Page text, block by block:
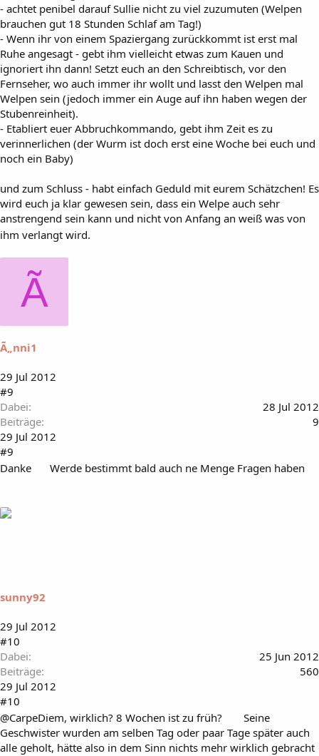
- achtet penibel darauf Sullie nicht zu viel zuzumuten (Welpen
brauchen gut 18 Stunden Schlaf am Tag!)
- Wenn ihr von einem Spaziergang zurückkommt ist erst mal
Ruhe angesagt - gebt ihm vielleicht etwas zum Kauen und
ignoriert ihn dann! Setzt euch an den Schreibtisch, vor den
Fernseher, wo auch immer ihr wollt und lasst den Welpen mal
Welpen sein (jedoch immer ein Auge auf ihn haben wegen der
Stubenreinheit).
- Etabliert euer Abbruchkommando, gebt ihm Zeit es zu
verinnerlichen (der Wurm ist doch erst eine Woche bei euch und
noch ein Baby)
und zum Schluss - habt einfach Geduld mit eurem Schätzchen! Es
wird euch ja klar gewesen sein, dass ein Welpe auch sehr
anstrengend sein kann und nicht von Anfang an weiß was von
ihm verlangt wird.
Ã
Ã„nni1
29 Jul 2012
#9
Dabei
28 Jul 2012
Beiträge
9
29 Jul 2012
#9
Danke
Werde bestimmt bald auch ne Menge Fragen haben
sunny92
29 Jul 2012
#10
Dabei
25 Jun 2012
Beiträge
560
29 Jul 2012
#10
@CarpeDiem, wirklich? 8 Wochen ist zu früh?
Seine
Geschwister wurden am selben Tag oder paar Tage später auch
alle geholt, hätte also in dem Sinn nichts mehr wirklich gebracht